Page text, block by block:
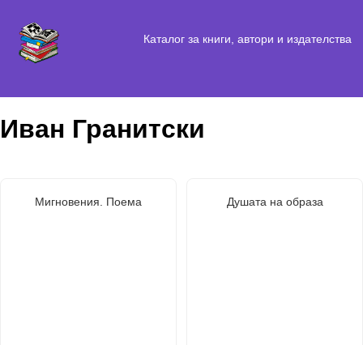
Каталог за книги, автори и издателства
Иван Гранитски
Мигновения. Поема Душата на образа